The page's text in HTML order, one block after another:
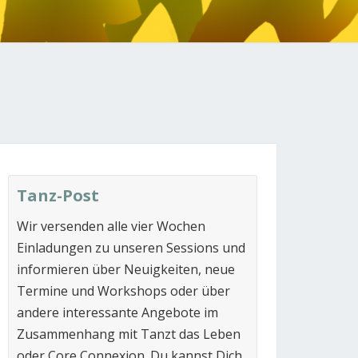
Tanz-Post
Wir versenden alle vier Wochen
Einladungen zu unseren Sessions und
informieren über Neuigkeiten, neue
Termine und Workshops oder über
andere interessante Angebote im
Zusammenhang mit Tanzt das Leben